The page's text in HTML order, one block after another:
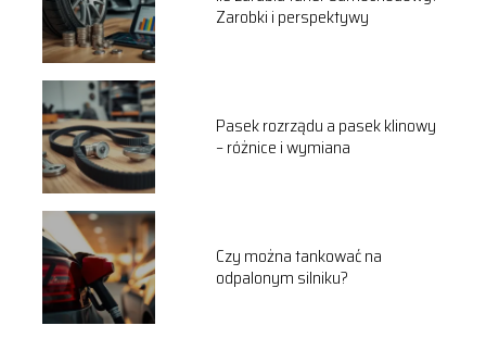
Zarobki i perspektywy
Pasek rozrządu a pasek klinowy
– różnice i wymiana
Czy można tankować na
odpalonym silniku?